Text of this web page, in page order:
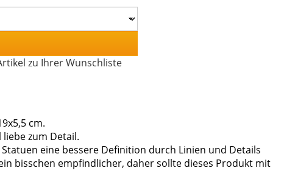
zu Ihrer Wunschliste
cm.
zum Detail.
eine bessere Definition durch Linien und Details
bisschen empfindlicher, daher sollte dieses Produkt mit